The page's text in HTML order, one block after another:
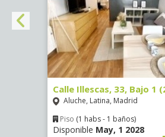
Calle Illescas, 33, Bajo 1
Aluche, Latina, Madrid
Piso (1 habs - 1 baños)
Disponible May, 1 2028